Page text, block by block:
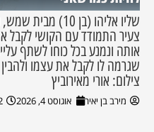
שליו אליהו (בן
צעיר התמודד עם הקושי לקבל
אותה ונמנע בכל כוחו לשתף
שגרמה לו לקבל את עצמו
צילום: אורי מאירוביץ
מירב בן יאיר אוגוסט 4, 2026